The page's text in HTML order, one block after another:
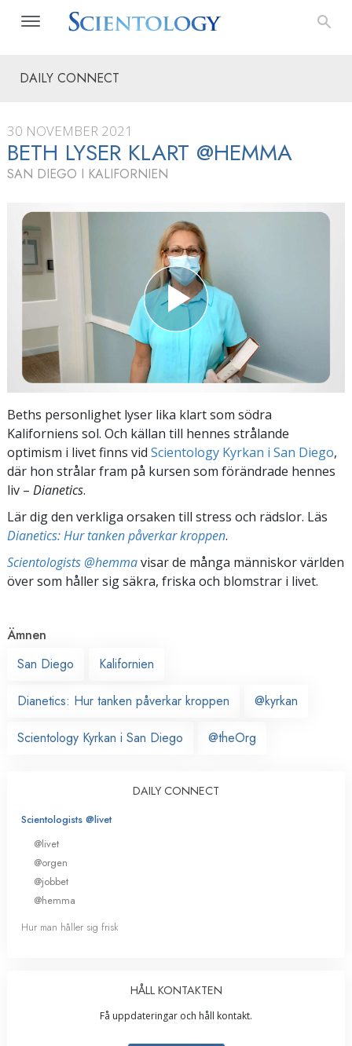
DAILY CONNECT
30 NOVEMBER 2021
BETH LYSER KLART @HEMMA
SAN DIEGO I KALIFORNIEN
Beths personlighet lyser lika klart som södra
Kaliforniens sol. Och källan till hennes strålande
optimism i livet finns vid Scientology Kyrkan i San Diego,
där hon strålar fram på kursen som förändrade hennes
liv – Dianetics.
Lär dig den verkliga orsaken till stress och rädslor. Läs
Dianetics: Hur tanken påverkar kroppen.
Scientologists @hemmavisar de många människor världen
över som håller sig säkra, friska och blomstrar i livet.
Ämnen
San Diego
Kalifornien
Dianetics: Hur tanken påverkar kroppen @kyrkan
Scientology Kyrkan i San Diego @theOrg
DAILY CONNECT
Scientologists @livet
@livet
@orgen
@jobbet
@hemma
Hur man håller sig frisk
HÅLL KONTAKTEN
Få uppdateringar och håll kontakt.